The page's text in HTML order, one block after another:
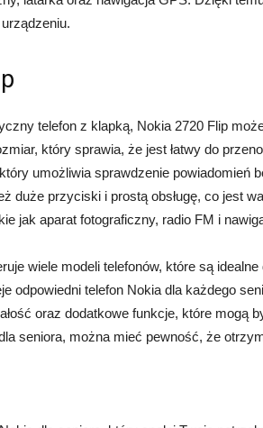
telefon z klapką, Nokia 2720 Flip
który sprawia, że jest łatwy do
umożliwia sprawdzenie powiadomień
duże przyciski i prostą obsługę, co jest
jak aparat fotograficzny, radio FM i
wiele modeli telefonów, które są
odpowiedni telefon Nokia dla każdego
oraz dodatkowe funkcje, które mogą
seniora, można mieć pewność, że